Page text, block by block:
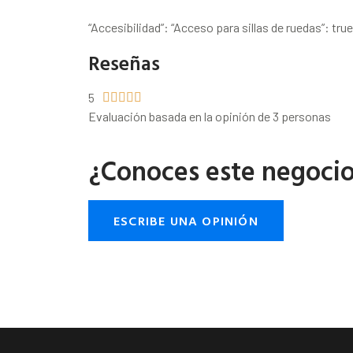
“Accesibilidad”: “Acceso para sillas de ruedas”:
Reseñas
5     
Evaluación basada en la opinión de 3 personas
¿Conoces este
ESCRIBE UNA OPINIÓN